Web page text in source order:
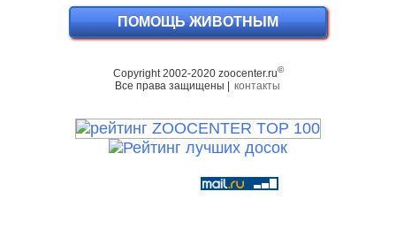
ПОМОЩЬ ЖИВОТНЫМ
Copyright 2002-2020 zoocenter.ru©
Все права защищены | контакты